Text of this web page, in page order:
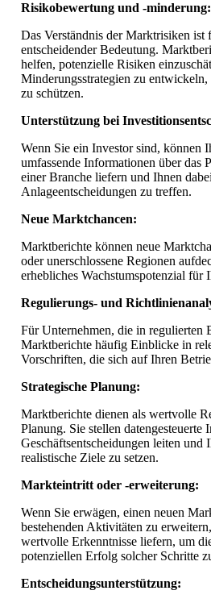
Risikobewertung und -minderung:
Das Verständnis der Marktrisiken ist
entscheidender Bedeutung.
helfen, potenzielle Risiken
Minderungsstrategien zu entwickeln,
zu schützen.
Unterstützung bei
Wenn Sie ein Investor sind, können
umfassende Informationen über das
einer Branche liefern und Ihnen
Anlageentscheidungen zu treffen.
Neue Marktchancen:
Marktberichte können neue
oder unerschlossene Regionen
erhebliches Wachstumspotenzial für
Regulierungs- und
Für Unternehmen, die in regulierten
Marktberichte häufig Einblicke in
Vorschriften, die sich auf Ihren
Strategische Planung:
Marktberichte dienen als wertvolle
Planung. Sie stellen
Geschäftsentscheidungen leiten und
realistische Ziele zu setzen.
Markteintritt oder -erweiterung:
Wenn Sie erwägen, einen neuen
bestehenden Aktivitäten zu
wertvolle Erkenntnisse liefern, um
potenziellen Erfolg solcher Schritte
Entscheidungsunterstützung: